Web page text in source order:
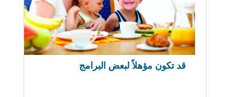
قد تكون مؤهلاً لبعض البرامج